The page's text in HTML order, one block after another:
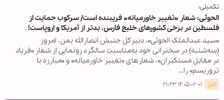
تکمیلی؛
الحوثی: شعار «تغییر خاورمیانه» فریبنده است/ سرکوب حمایت از
فلسطین در برخی کشورهای خلیج فارس، بدتر از آمریکا و اروپاست!
«سید عبدالملک الحوثی»، دبیرکل جنبش انصارالله یمن، امروز
(سه‌شنبه) در سخنرانی خود به‌مناسبت سالگرد رونمایی از شعار «فریاد
در مقابل مستکبران»، شعارهای «تغییر خاورمیانه» و «مبارزه با
تروریسم» را…
خبر ۱۴۰۵-۰۲-۰۱ ۲۱:۲۳